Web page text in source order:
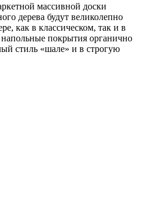
массивной доски
дерева будут великолепно
как в классическом, так и в
покрытия органично
стиль «шале» и в строгую